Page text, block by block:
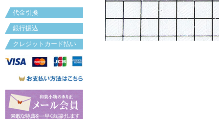
代金引換
銀行振込
クレジットカード払い